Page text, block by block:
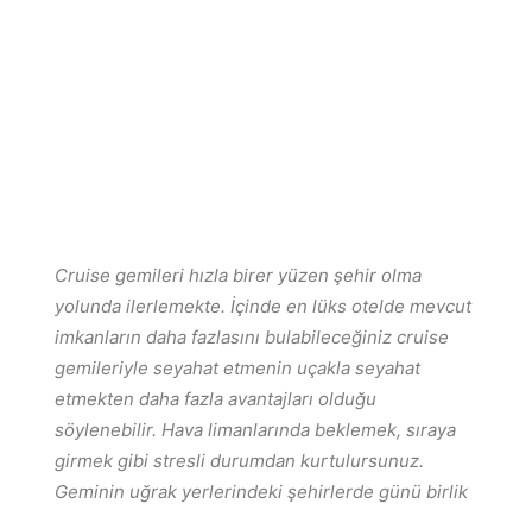
Cruise gemileri hızla birer yüzen şehir olma
yolunda ilerlemekte. İçinde en lüks otelde mevcut
imkanların daha fazlasını bulabileceğiniz cruise
gemileriyle seyahat etmenin uçakla seyahat
etmekten daha fazla avantajları olduğu
söylenebilir. Hava limanlarında beklemek, sıraya
girmek gibi stresli durumdan kurtulursunuz.
Geminin uğrak yerlerindeki şehirlerde günü birlik